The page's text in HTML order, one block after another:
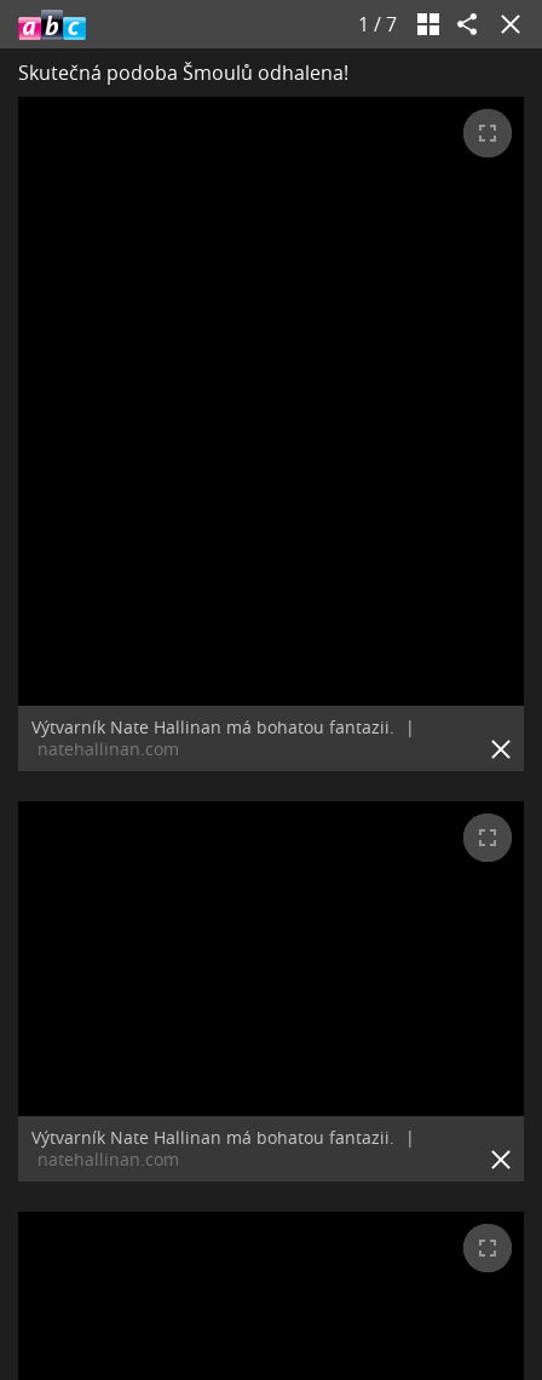
1 /7
Skutečná podoba Šmoulů odhalena!
Výtvarník Nate Hallinan má bohatou fantazii.
|
natehallinan.com
Výtvarník Nate Hallinan má bohatou fantazii.
|
natehallinan.com